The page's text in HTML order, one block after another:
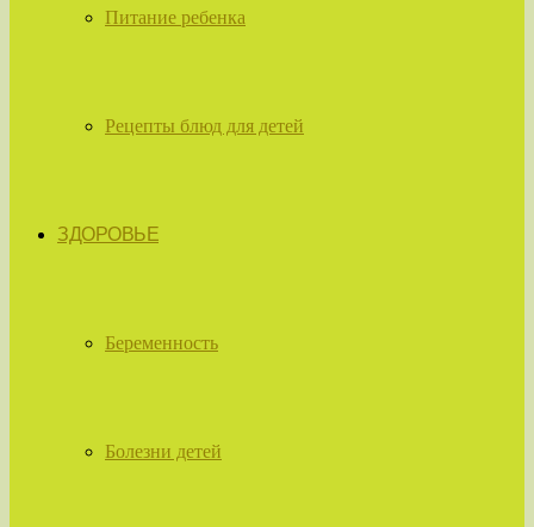
Питание ребенка
Рецепты блюд для детей
ЗДОРОВЬЕ
Беременность
Болезни детей